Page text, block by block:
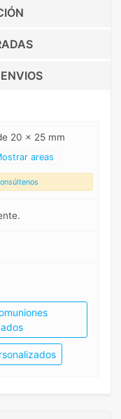
ENVIOS
20 x 25 mm
areas